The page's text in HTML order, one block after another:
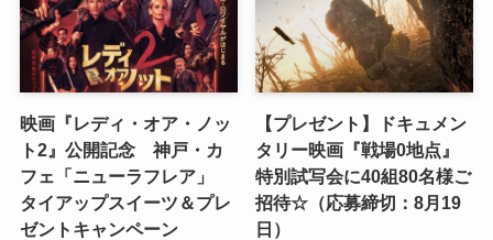
映画『レディ・オア・ノッ
ト2』公開記念 神戸・カ
フェ「ニューラフレア」
タイアップスイーツ＆プレ
ゼントキャンペーン
【プレゼント】ドキュメン
タリー映画『戦場0地点』
特別試写会に40組80名様ご
招待☆（応募締切：8月19
日）